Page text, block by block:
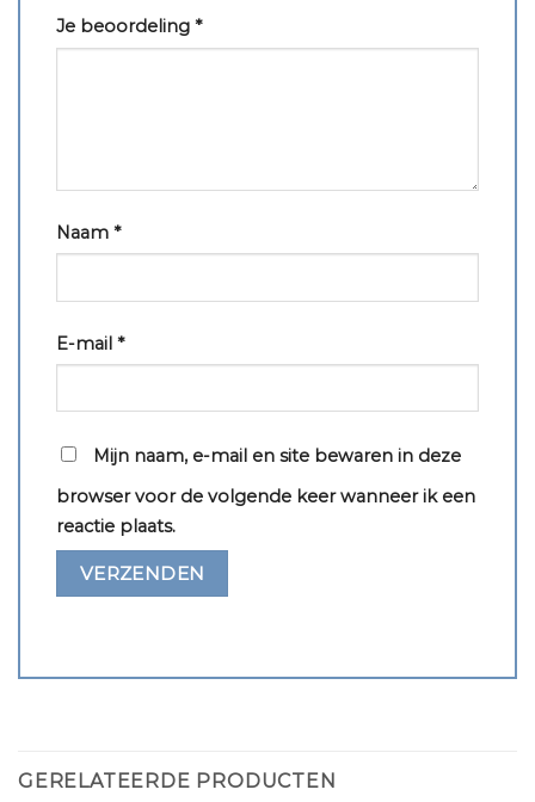
Je beoordeling *
Naam *
E-mail *
Mijn naam, e-mail en site bewaren in deze
browser voor de volgende keer wanneer ik een
reactie plaats.
GERELATEERDE PRODUCTEN